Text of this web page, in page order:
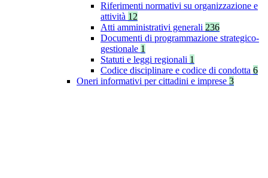
Riferimenti normativi su organizzazione e
attività 12
Atti amministrativi generali 236
Documenti di programmazione strategico-
gestionale 1
Statuti e leggi regionali 1
Codice disciplinare e codice di condotta 6
Oneri informativi per cittadini e imprese 3